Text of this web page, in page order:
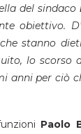
del sindaco
obiettivo.
stanno
lo scorso
per ciò
Paolo